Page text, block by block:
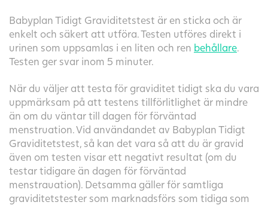
Babyplan Tidigt Graviditetstest är en sticka och är
enkelt och säkert att utföra. Testen utföres direkt i
urinen som uppsamlas i en liten och ren behållare.
Testen ger svar inom 5 minuter.
När du väljer att testa för graviditet tidigt ska du vara
uppmärksam på att testens tillförlitlighet är mindre
än om du väntar till dagen för förväntad
menstruation. Vid användandet av Babyplan Tidigt
Graviditetstest, så kan det vara så att du är gravid
även om testen visar ett negativt resultat (om du
testar tidigare än dagen för förväntad
menstrauation). Detsamma gäller för samtliga
graviditetstester som marknadsförs som tidiga som